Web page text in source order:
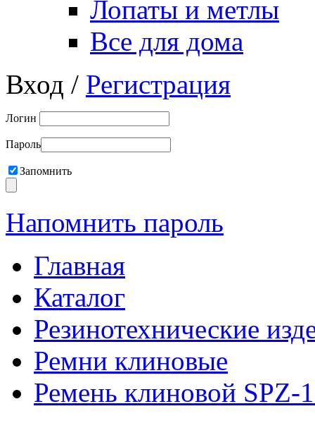
Лопаты и метлы
Все для дома
Вход / Регистрация
Логин
Пароль
Запомнить
Напомнить пароль
Главная
Каталог
Резинотехнические
Ремни клиновые
Ремень клиновой SPZ-